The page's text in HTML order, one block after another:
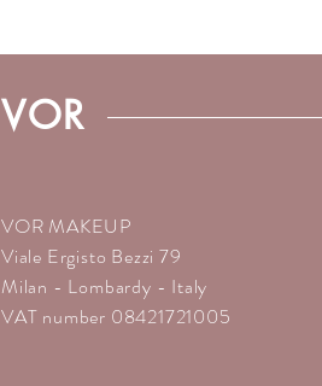
VOR
VOR MAKEUP
Viale Ergisto Bezzi 79
Milan - Lombardy - Italy
VAT number 08421721005